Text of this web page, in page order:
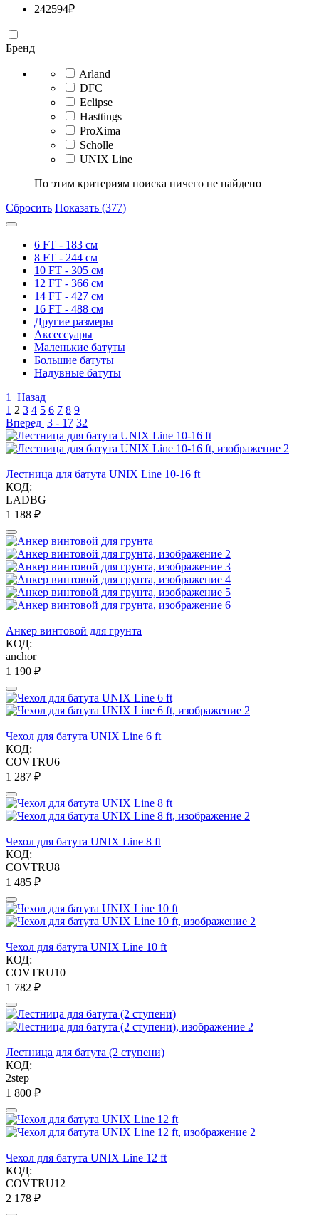
242594₽
Бренд
Arland
DFC
Eclipse
Hasttings
ProXima
Scholle
UNIX Line
По этим критериям поиска ничего не найдено
Сбросить Показать (377)
6 FT - 183 см
8 FT - 244 см
10 FT - 305 см
12 FT - 366 см
14 FT - 427 см
16 FT - 488 см
Другие размеры
Аксессуары
Маленькие батуты
Большие батуты
Надувные батуты
1
Назад
1 2 3 4 5 6 7 8 9
Вперед 3 - 17 32
Лестница для батута UNIX Line 10-16 ft
КОД:
LADBG
1 188 ₽
Анкер винтовой для грунта
КОД:
anchor
1 190 ₽
Чехол для батута UNIX Line 6 ft
КОД:
COVTRU6
1 287 ₽
Чехол для батута UNIX Line 8 ft
КОД:
COVTRU8
1 485 ₽
Чехол для батута UNIX Line 10 ft
КОД:
COVTRU10
1 782 ₽
Лестница для батута (2 ступени)
КОД:
2step
1 800 ₽
Чехол для батута UNIX Line 12 ft
КОД:
COVTRU12
2 178 ₽